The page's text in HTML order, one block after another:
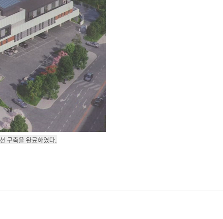
구축을 완료하였다.